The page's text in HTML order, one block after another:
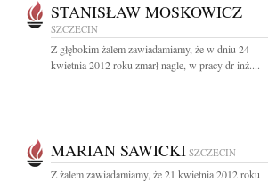
STANISŁAW MOSKOWICZ
SZCZECIN
Z głębokim żalem zawiadamiamy, że w dniu 24
kwietnia 2012 roku zmarł nagle, w pracy dr inż....
MARIAN SAWICKI SZCZECIN
Z żalem zawiadamiamy, że 21 kwietnia 2012 roku